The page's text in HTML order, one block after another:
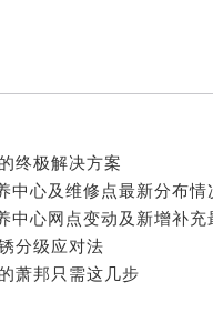
（需提前预约）
）
终极解决方案
分级应对法
萧邦只需这几步